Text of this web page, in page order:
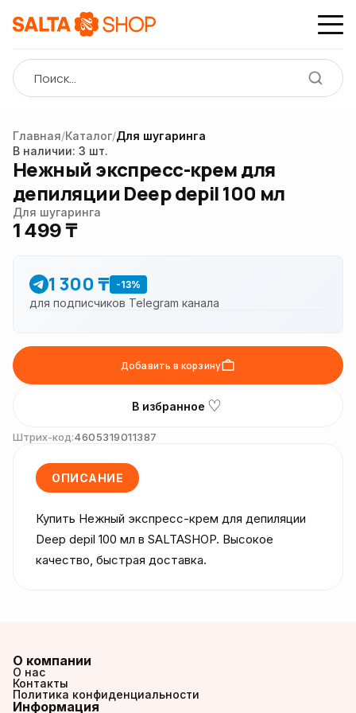
Главная/Каталог/Для шугаринга
Нет
фотоВ наличии: 3 шт.
Нежный экспресс-крем для
депиляции Deep depil 100 мл
Для шугаринга
1 499 ₸
1 300 ₸ -13%
для подписчиков Telegram канала
Добавить в корзину
В избранное ♡
Штрих-код:4605319011387
ОПИСАНИЕ
Купить Нежный экспресс-крем для депиляции
Deep depil 100 мл в SALTASHOP. Высокое
качество, быстрая доставка.
О компании
О нас
Контакты
Политика конфиденциальности
Информация